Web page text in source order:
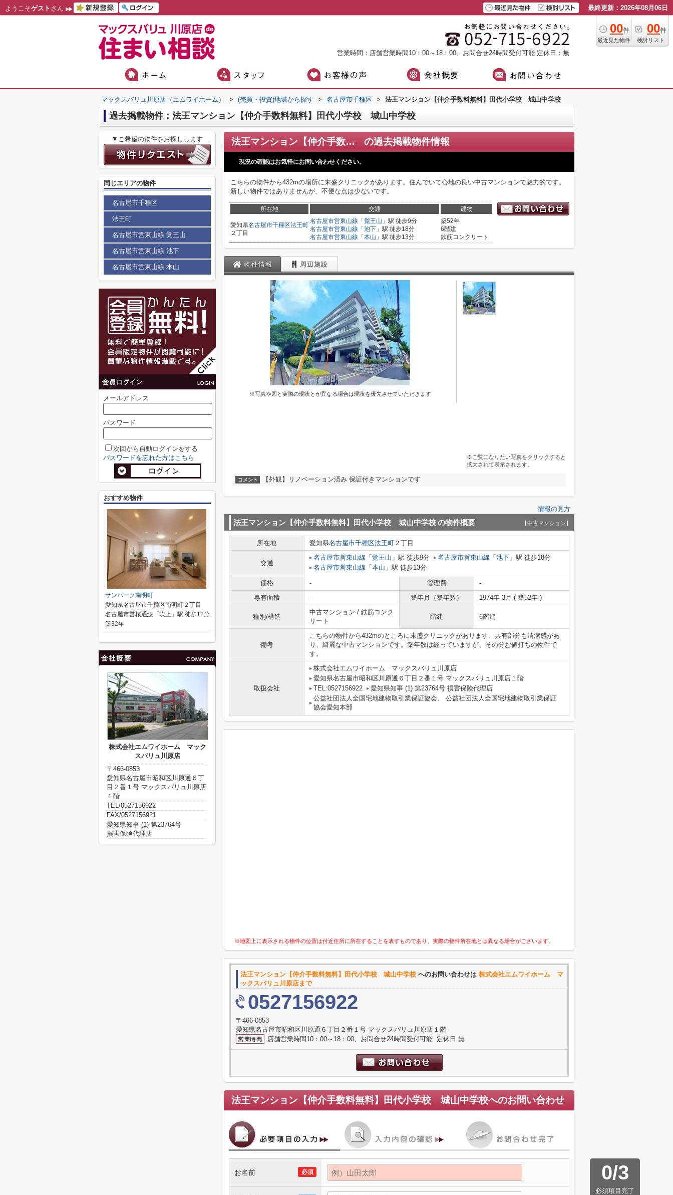
ようこそゲスト さん 最終更新：2026年08月06日
00件
最近見た物件
00件
検討リスト
営業時間：店舗営業時間10：00～18：00、お問合せ24時間受付可能 定休日：無
マックスバリュ川原店（エムワイホーム） > (売買・投資)地域から探す > 名古屋市千種区 > 法王マンション【仲介手数料無料】田代小学校 城山中学校
過去掲載物件：法王マンション【仲介手数料無料】田代小学校 城山中学校
法王マンション【仲介手数料無料】田代小学校 城山中学校 の過去掲載物件情報
現況の確認はお気軽にお問い合わせください。
こちらの物件から432mの場所に末盛クリニックがあります。住んでいて心地の良い中古マンションで魅力的です。
新しい物件ではありませんが、不便な点は少ないです。
所在地 交通 建物
愛知県名古屋市千種区法王町
２丁目
名古屋市営東山線 「 覚王山 」駅 徒歩9分
名古屋市営東山線 「 池下 」駅 徒歩18分
名古屋市営東山線 「 本山 」駅 徒歩13分
築52年
6階建
鉄筋コンクリート
物件情報 周辺施設
※写真や図と実際の現状とが異なる場合は現状を優先させていただきます
※ご覧になりたい写真をクリックすると
拡大されて表示されます。
コメント 【外観】リノベーション済み 保証付きマンションです
情報の見方
法王マンション【仲介手数料無料】田代小学校 城山中学校の物件概要 【中古マンション】
所在地 愛知県名古屋市千種区法王町 ２丁目
交通
名古屋市営東山線 「 覚王山 」駅 徒歩9分 名古屋市営東山線 「 池下 」駅 徒歩18分
名古屋市営東山線 「 本山 」駅 徒歩13分
価格 - 管理費
-
専有面積
- 築年月（築年数） 1974年 3月 ( 築52年 )
種別/構造
中古マンション / 鉄筋コンク
リート
階建 6階建
備考
こちらの物件から432mのところに末盛クリニックがあります。共有部分も清潔感があ
り、綺麗な中古マンションです。築年数は経っていますが、その分お値打ちの物件で
す。
取扱会社
株式会社エムワイホーム マックスバリュ川原店
愛知県名古屋市昭和区川原通６丁目２番１号 マックスバリュ川原店１階
TEL:0527156922
愛知県知事 (1) 第23764号 損害保険代理店
公益社団法人全国宅地建物取引業保証協会、 公益社団法人全国宅地建物取引業保証
協会愛知本部
※地図上に表示される物件の位置は付近住所に所在することを表すものであり、実際の物件所在地とは異なる場合がございます。
法王マンション【仲介手数料無料】田代小学校 城山中学校 へのお問い合わせは 株式会社エムワイホーム マ
ックスバリュ川原店まで
0527156922
〒466-0853
愛知県名古屋市昭和区川原通６丁目２番１号 マックスバリュ川原店１階
店舗営業時間10：00～18：00、お問合せ24時間受付可能 定休日:無
法王マンション【仲介手数料無料】田代小学校 城山中学校へのお問い合わせ
0/3
必須項目完了
必須
お名前
▼ご希望の物件をお探しします
同じエリアの物件
名古屋市千種区
法王町
名古屋市営東山線 覚王山
名古屋市営東山線 池下
名古屋市営東山線 本山
メールアドレス
パスワード
次回から自動ログインをする
パスワードを忘れた方はこちら
おすすめ物件
サンパーク南明町
愛知県名古屋市千種区南明町２丁目
名古屋市営桜通線「吹上」駅 徒歩12分
築32年
株式会社エムワイホーム マック
スバリュ川原店
〒466-0853
愛知県名古屋市昭和区川原通６丁
目２番１号 マックスバリュ川原店
１階
TEL/0527156922
FAX/0527156921
愛知県知事 (1) 第23764号
損害保険代理店